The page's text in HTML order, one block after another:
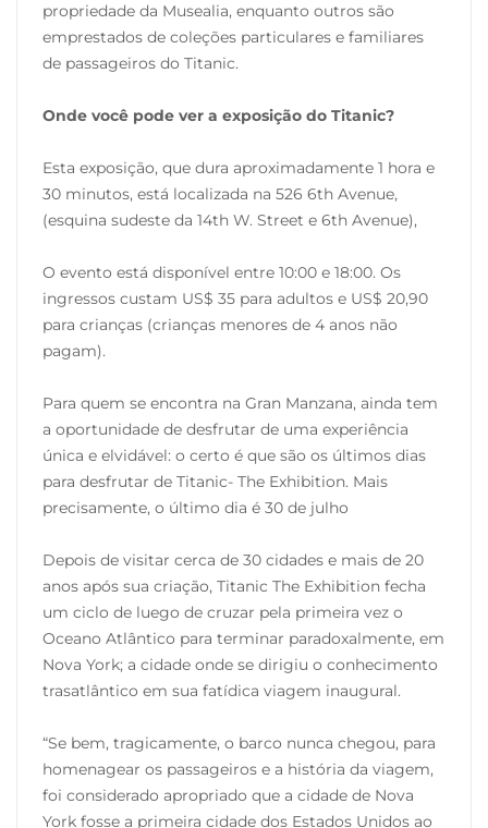
propriedade da Musealia, enquanto outros são
emprestados de coleções particulares e familiares
de passageiros do Titanic.
Onde você pode ver a exposição do Titanic?
Esta exposição, que dura aproximadamente 1 hora e
30 minutos, está localizada na 526 6th Avenue,
(esquina sudeste da 14th W. Street e 6th Avenue),
O evento está disponível entre 10:00 e 18:00. Os
ingressos custam US$ 35 para adultos e US$ 20,90
para crianças (crianças menores de 4 anos não
pagam).
Para quem se encontra na Gran Manzana, ainda tem
a oportunidade de desfrutar de uma experiência
única e elvidável: o certo é que são os últimos dias
para desfrutar de Titanic- The Exhibition. Mais
precisamente, o último dia é 30 de julho
Depois de visitar cerca de 30 cidades e mais de 20
anos após sua criação, Titanic The Exhibition fecha
um ciclo de luego de cruzar pela primeira vez o
Oceano Atlântico para terminar paradoxalmente, em
Nova York; a cidade onde se dirigiu o conhecimento
trasatlântico em sua fatídica viagem inaugural.
“Se bem, tragicamente, o barco nunca chegou, para
homenagear os passageiros e a história da viagem,
foi considerado apropriado que a cidade de Nova
York fosse a primeira cidade dos Estados Unidos ao